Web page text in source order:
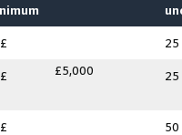
25
£5,000 25
50